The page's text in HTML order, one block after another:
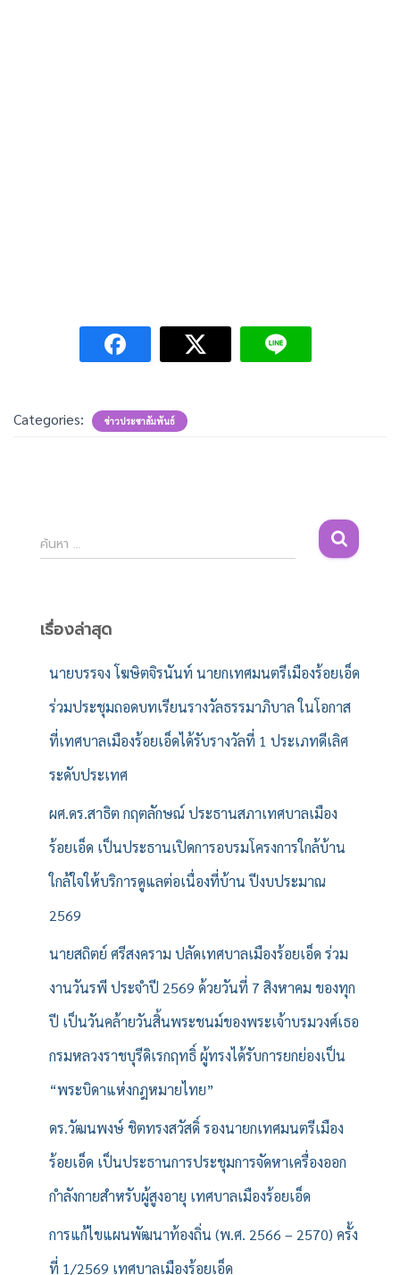
Categories: ข่าวประชาสัมพันธ์
ค้
น
สำ
ค้นหา …
เรื่องล่าสุด
นายบรรจง โฆษิตจิรนันท์ นายกเทศมนตรีเมืองร้อยเอ็ด
ร่วมประชุมถอดบทเรียนรางวัลธรรมาภิบาล ในโอกาส
ที่เทศบาลเมืองร้อยเอ็ดได้รับรางวัลที่ 1 ประเภทดีเลิศ
ระดับประเทศ
ผศ.ดร.สาธิต กฤตลักษณ์ ประธานสภาเทศบาลเมือง
ร้อยเอ็ด เป็นประธานเปิดการอบรมโครงการใกล้บ้าน
ใกล้ใจให้บริการดูแลต่อเนื่องที่บ้าน ปีงบประมาณ
2569
นายสถิตย์ ศรีสงคราม ปลัดเทศบาลเมืองร้อยเอ็ด ร่วม
งานวันรพี ประจำปี 2569 ด้วยวันที่ 7 สิงหาคม ของทุก
ปี เป็นวันคล้ายวันสิ้นพระชนม์ของพระเจ้าบรมวงศ์เธอ
กรมหลวงราชบุรีดิเรกฤทธิ์ ผู้ทรงได้รับการยกย่องเป็น
“พระบิดาแห่งกฎหมายไทย”
ดร.วัฒนพงษ์ ชิตทรงสวัสดิ์ รองนายกเทศมนตรีเมือง
ร้อยเอ็ด เป็นประธานการประชุมการจัดหาเครื่องออก
กำลังกายสำหรับผู้สูงอายุ เทศบาลเมืองร้อยเอ็ด
การแก้ไขแผนพัฒนาท้องถิ่น (พ.ศ. 2566 – 2570) ครั้ง
ที่ 1/2569 เทศบาลเมืองร้อยเอ็ด